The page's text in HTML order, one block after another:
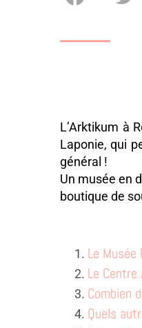
L’Arktikum à
Laponie, qui
général !
Un musée en
boutique de
Le Musée
Le Centre
Combien
Quels